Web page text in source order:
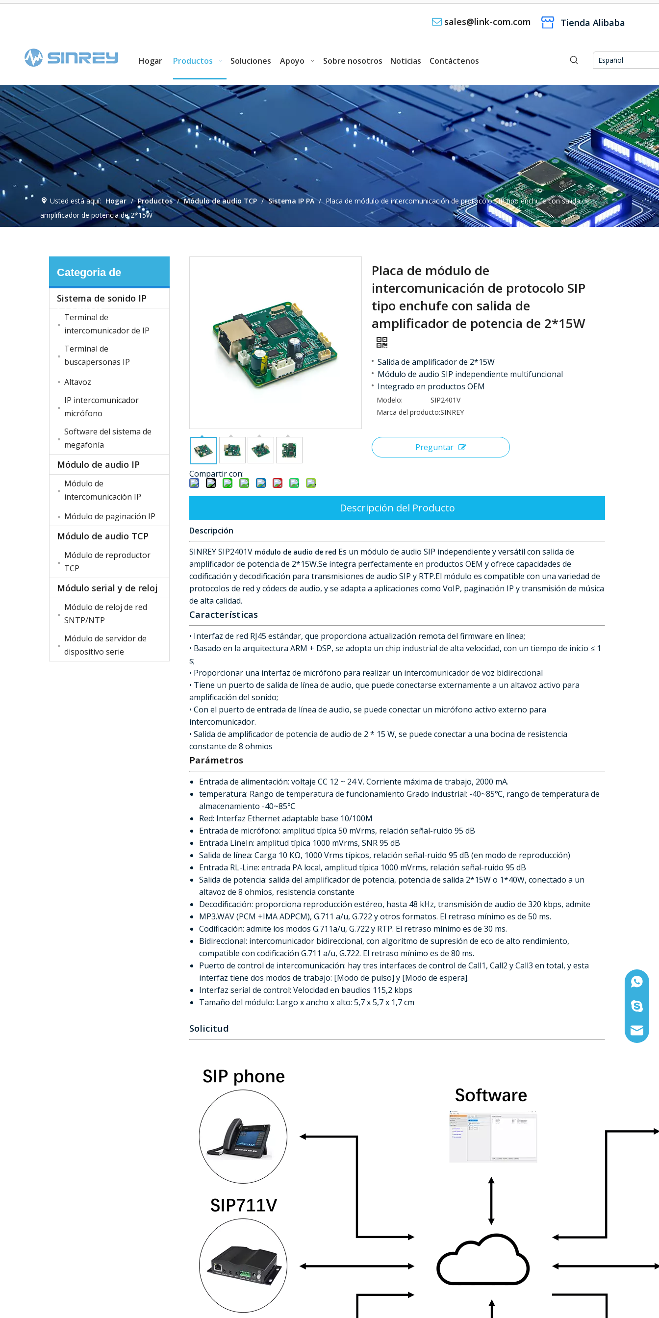
 sales@link-com.com Tienda Alibaba
Hogar Productos Soluciones Apoyo Sobre nosotros Noticias Contáctenos Español
Usted está aquí: Hogar / Productos / Módulo de audio TCP / Sistema IP PA / Placa de módulo de intercomunicación de protocolo SIP tipo enchufe con salida de
amplificador de potencia de 2*15W
Categoria de
Producto
Sistema de sonido IP
Terminal de
intercomunicador de IP
Terminal de
buscapersonas IP
Altavoz
IP intercomunicador
micrófono
Software del sistema de
megafonía
Módulo de audio IP
Módulo de
intercomunicación IP
Módulo de paginación IP
Módulo de audio TCP
Módulo de reproductor
TCP
Módulo serial y de reloj
Módulo de reloj de red
SNTP/NTP
Módulo de servidor de
dispositivo serie
Compartir con:
Placa de módulo de
intercomunicación de protocolo SIP
tipo enchufe con salida de
amplificador de potencia de 2*15W
Salida de amplificador de 2*15W
Módulo de audio SIP independiente multifuncional
Integrado en productos OEM
Modelo:
SIP2401V
Marca del producto:SINREY
Preguntar
Descripción del Producto
Descripción
SINREY SIP2401V módulo de audio de red Es un módulo de audio SIP independiente y versátil con salida de
amplificador de potencia de 2*15W.Se integra perfectamente en productos OEM y ofrece capacidades de
codificación y decodificación para transmisiones de audio SIP y RTP.El módulo es compatible con una variedad de
protocolos de red y códecs de audio, y se adapta a aplicaciones como VoIP, paginación IP y transmisión de música
de alta calidad.
Características
• Interfaz de red RJ45 estándar, que proporciona actualización remota del firmware en línea;
• Basado en la arquitectura ARM + DSP, se adopta un chip industrial de alta velocidad, con un tiempo de inicio ≤ 1
s;
• Proporcionar una interfaz de micrófono para realizar un intercomunicador de voz bidireccional
• Tiene un puerto de salida de línea de audio, que puede conectarse externamente a un altavoz activo para
amplificación del sonido;
• Con el puerto de entrada de línea de audio, se puede conectar un micrófono activo externo para
intercomunicador.
• Salida de amplificador de potencia de audio de 2 * 15 W, se puede conectar a una bocina de resistencia
constante de 8 ohmios
Parámetros
Entrada de alimentación: voltaje CC 12 ~ 24 V. Corriente máxima de trabajo, 2000 mA.
temperatura: Rango de temperatura de funcionamiento Grado industrial: -40~85℃, rango de temperatura de
almacenamiento -40~85℃
Red: Interfaz Ethernet adaptable base 10/100M
Entrada de micrófono: amplitud típica 50 mVrms, relación señal-ruido 95 dB
Entrada LineIn: amplitud típica 1000 mVrms, SNR 95 dB
Salida de línea: Carga 10 KΩ, 1000 Vrms típicos, relación señal-ruido 95 dB (en modo de reproducción)
Entrada RL-Line: entrada PA local, amplitud típica 1000 mVrms, relación señal-ruido 95 dB
Salida de potencia: salida del amplificador de potencia, potencia de salida 2*15W o 1*40W, conectado a un
altavoz de 8 ohmios, resistencia constante
Decodificación: proporciona reproducción estéreo, hasta 48 kHz, transmisión de audio de 320 kbps, admite
MP3.WAV (PCM +IMA ADPCM), G.711 a/u, G.722 y otros formatos. El retraso mínimo es de 50 ms.
Codificación: admite los modos G.711a/u, G.722 y RTP. El retraso mínimo es de 30 ms.
Bidireccional: intercomunicador bidireccional, con algoritmo de supresión de eco de alto rendimiento,
compatible con codificación G.711 a/u, G.722. El retraso mínimo es de 80 ms.
Puerto de control de intercomunicación: hay tres interfaces de control de Call1, Call2 y Call3 en total, y esta
interfaz tiene dos modos de trabajo: [Modo de pulso] y [Modo de espera].
Interfaz serial de control: Velocidad en baudios 115,2 kbps
Tamaño del módulo: Largo x ancho x alto: 5,7 x 5,7 x 1,7 cm
Solicitud Correo